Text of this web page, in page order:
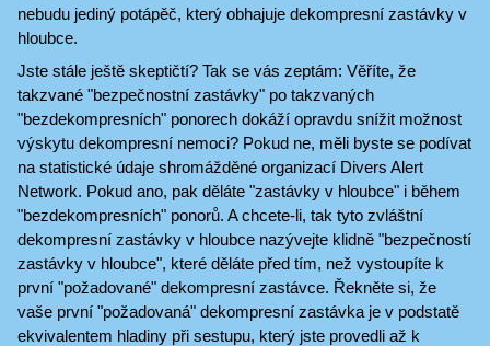
nebudu jediný potápěč, který obhajuje dekompresní zastávky v
hloubce.
Jste stále ještě skeptičtí? Tak se vás zeptám: Věříte, že
takzvané "bezpečnostní zastávky" po takzvaných
"bezdekompresních" ponorech dokáží opravdu snížit možnost
výskytu dekompresní nemoci? Pokud ne, měli byste se podívat
na statistické údaje shromážděné organizací Divers Alert
Network. Pokud ano, pak děláte "zastávky v hloubce" i během
"bezdekompresních" ponorů. A chcete-li, tak tyto zvláštní
dekompresní zastávky v hloubce nazývejte klidně "bezpečností
zastávky v hloubce", které děláte před tím, než vystoupíte k
první "požadované" dekompresní zastávce. Řekněte si, že
vaše první "požadovaná" dekompresní zastávka je v podstatě
ekvivalentem hladiny při sestupu, který jste provedli až k